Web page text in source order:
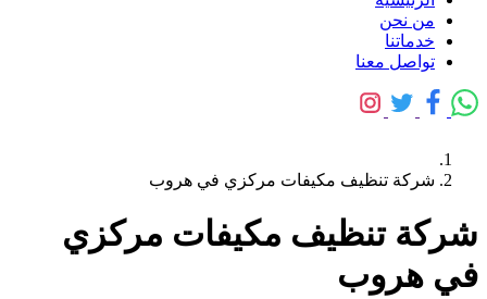
من نحن
خدماتنا
تواصل معنا
شركة تنظيف مكيفات مركزي في هروب
شركة تنظيف مكيفات مركزي
في هروب